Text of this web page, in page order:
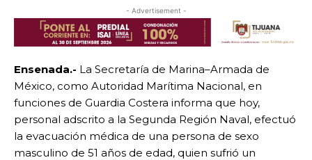
- Advertisement -
Ensenada.- La Secretaría de Marina–Armada de
México, como Autoridad Marítima Nacional, en
funciones de Guardia Costera informa que hoy,
personal adscrito a la Segunda Región Naval, efectuó
la evacuación médica de una persona de sexo
masculino de 51 años de edad, quien sufrió un